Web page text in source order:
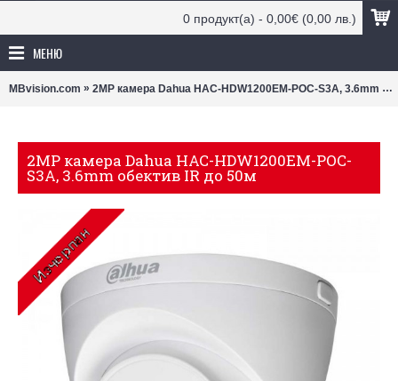
0 продукт(а) - 0,00€ (0,00 лв.)
МЕНЮ
MBvision.com » 2MP камера Dahua HAC-HDW1200EM-POC-S3A, 3.6mm обектив IR до 50м
2MP камера Dahua HAC-HDW1200EM-POC-
S3A, 3.6mm обектив IR до 50м